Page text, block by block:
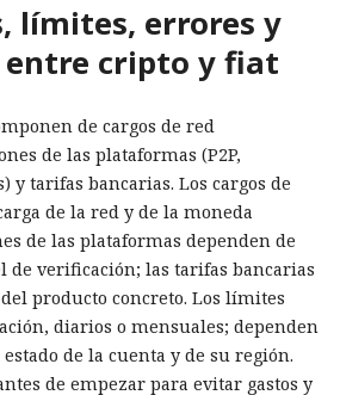
límites, errores y
entre cripto y fiat
de cargos de red
de las plataformas (P2P,
y tarifas bancarias. Los cargos de
de la red y de la moneda
de las plataformas dependen de
de verificación; las tarifas bancarias
producto concreto. Los límites
diarios o mensuales; dependen
de la cuenta y de su región.
de empezar para evitar gastos y